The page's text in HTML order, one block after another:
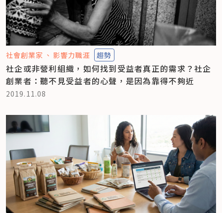
社會創業家 影響力職涯 趨勢
社企或非營利組織，如何找到受益者真正的需求？社企
創業者：聽不見受益者的心聲，是因為靠得不夠近
2019.11.08